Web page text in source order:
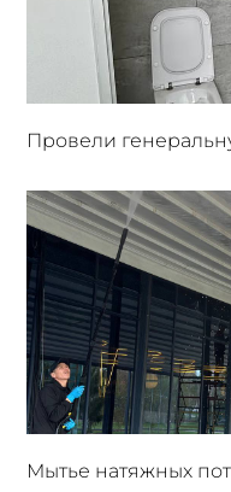
Провели
Мытье натяжных